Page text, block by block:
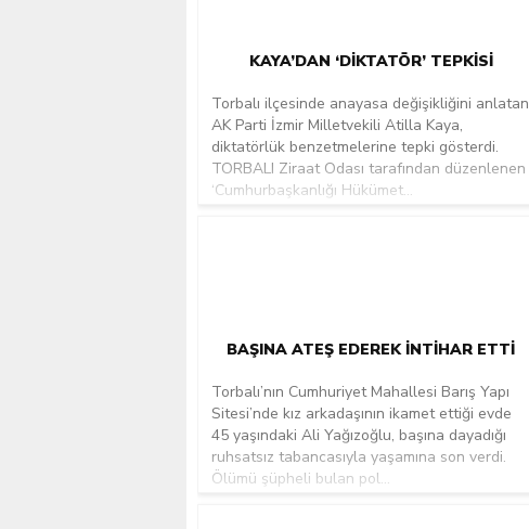
KAYA’DAN ‘DIKTATÖR’ TEPKISI
Torbalı ilçesinde anayasa değişikliğini anlatan
AK Parti İzmir Milletvekili Atilla Kaya,
diktatörlük benzetmelerine tepki gösterdi.
TORBALI Ziraat Odası tarafından düzenlenen
‘Cumhurbaşkanlığı Hükümet...
BAŞINA ATEŞ EDEREK INTIHAR ETTI
Torbalı’nın Cumhuriyet Mahallesi Barış Yapı
Sitesi’nde kız arkadaşının ikamet ettiği evde
45 yaşındaki Ali Yağızoğlu, başına dayadığı
ruhsatsız tabancasıyla yaşamına son verdi.
Ölümü şüpheli bulan pol...